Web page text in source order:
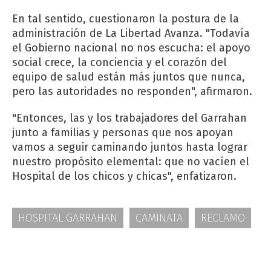
En tal sentido, cuestionaron la postura de la
administración de La Libertad Avanza. "Todavía
el Gobierno nacional no nos escucha: el apoyo
social crece, la conciencia y el corazón del
equipo de salud están más juntos que nunca,
pero las autoridades no responden", afirmaron.
"Entonces, las y los trabajadores del Garrahan
junto a familias y personas que nos apoyan
vamos a seguir caminando juntos hasta lograr
nuestro propósito elemental: que no vacíen el
Hospital de los chicos y chicas", enfatizaron.
HOSPITAL GARRAHAN CAMINATA RECLAMO